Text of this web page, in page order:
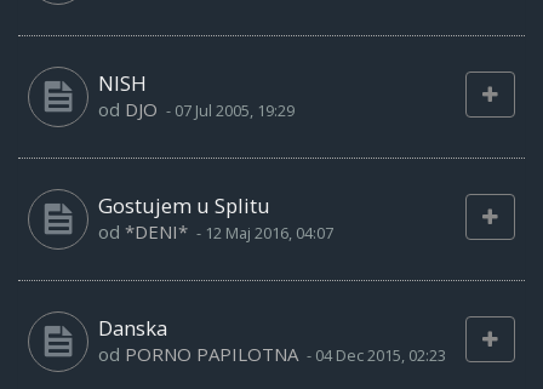
NISH
od DJO - 07 Jul 2005, 19:29
Gostujem u Splitu
od *DENI* - 12 Maj 2016, 04:07
Danska
od PORNO PAPILOTNA - 04 Dec 2015, 02:23